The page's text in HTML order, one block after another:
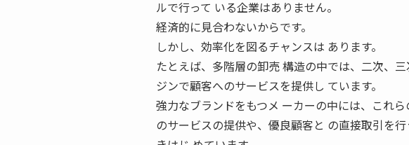
ルで行って いる企業はありません。
経済的に見合わないからです。
しかし、効率化を図るチャンスは あります。
たとえば、多階層の卸売 構造の中では、二次、
ジンで顧客へのサービスを提供し ています。
強力なブランドをもつメ ーカーの中には、これ
のサービスの提供や、優良顧客と の直接取引を